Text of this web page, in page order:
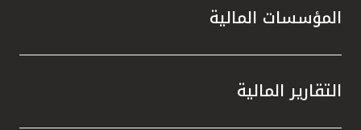
المؤسسات المالية
التقارير المالية